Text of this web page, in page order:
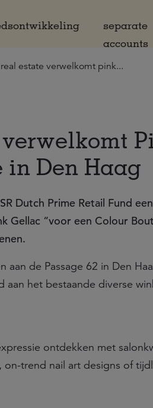
separate
accounts
real estate verwelkomt pink...
in Den Haag
Dutch Prime Retail Fund
Gellac “voor een Colour
aan de Passage 62 in Den
het bestaande diverse
ontdekken met
trend nail art designs of